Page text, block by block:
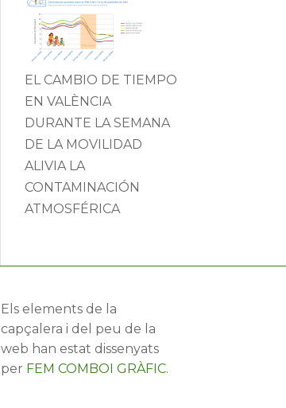
EL CAMBIO DE TIEMPO
EN VALÈNCIA
DURANTE LA SEMANA
DE LA MOVILIDAD
ALIVIA LA
CONTAMINACIÓN
ATMOSFÉRICA
Els elements de la
capçalera i del peu de la
web han estat dissenyats
per FEM COMBOI GRÀFIC.